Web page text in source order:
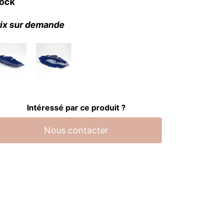
sur demande
Intéressé par ce produit ?
Nous contacter